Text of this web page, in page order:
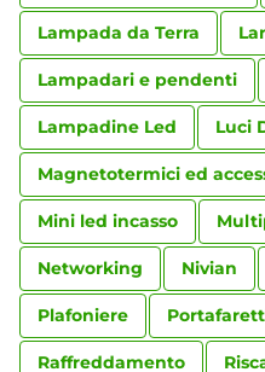
Lampada da Terra
Lampadari e pendenti
Lampadine Led Luci
Magnetotermici ed
Mini led incasso
Networking Nivian
Plafoniere
Raffreddamento